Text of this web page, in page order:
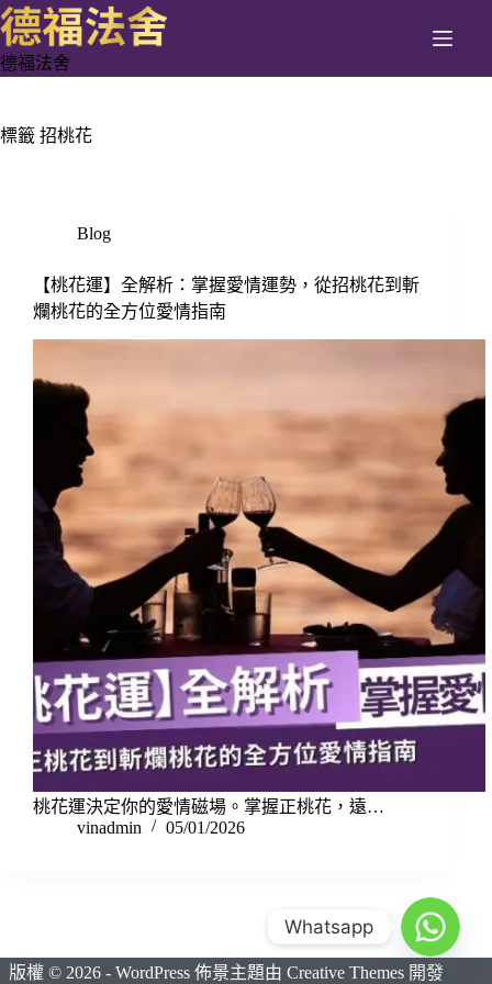
跳
至
主
容
德福法舍
標籤 招桃花
Blog
【桃花運】全解析：掌握愛情運勢，從招桃花到斬
爛桃花的全方位愛情指南
桃花運決定你的愛情磁場。掌握正桃花，遠…
vinadmin
05/01/2026
版權 © 2026 - WordPress 佈景主題由Creative Themes 開發
Whatsapp